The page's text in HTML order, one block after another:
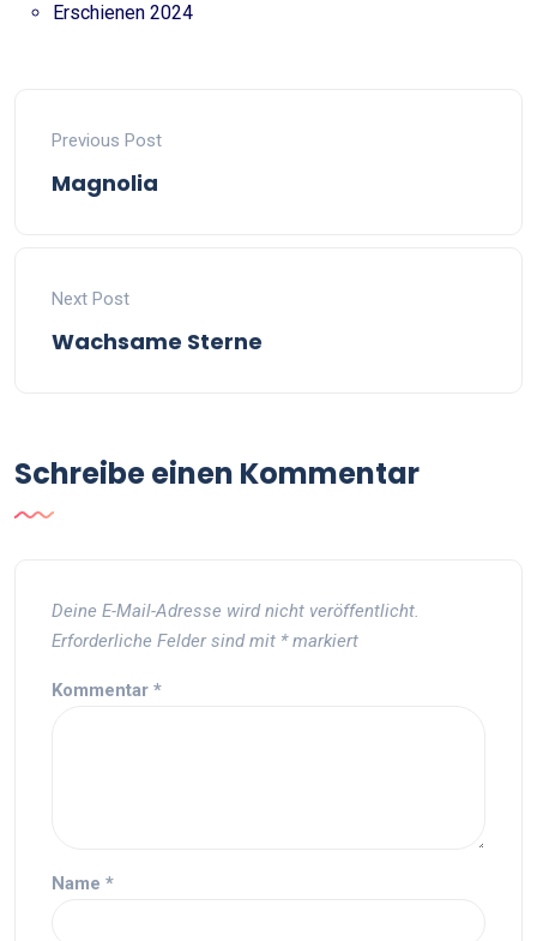
Erschienen 2024
Previous Post
Magnolia
Next Post
Wachsame Sterne
Schreibe einen Kommentar
Deine E-Mail-Adresse wird nicht veröffentlicht.
Erforderliche Felder sind mit *markiert
Kommentar *
Name *